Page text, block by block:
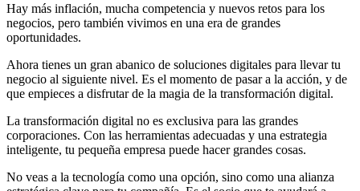
Hay más inflación, mucha competencia y nuevos retos para los
negocios, pero también vivimos en una era de grandes
oportunidades.
Ahora tienes un gran abanico de soluciones digitales para llevar tu
negocio al siguiente nivel. Es el momento de pasar a la acción, y de
que empieces a disfrutar de la magia de la transformación digital.
La transformación digital no es exclusiva para las grandes
corporaciones. Con las herramientas adecuadas y una estrategia
inteligente, tu pequeña empresa puede hacer grandes cosas.
No veas a la tecnología como una opción, sino como una alianza